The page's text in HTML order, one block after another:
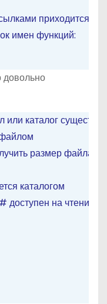
приходится не
имен функций:
довольно
каталог
размер файла
каталогом
# доступен на чтение?